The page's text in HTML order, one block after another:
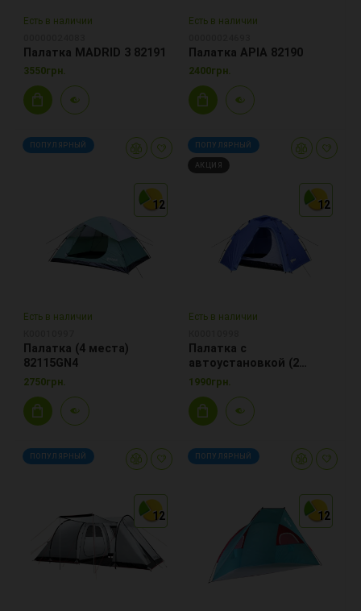
Есть в наличии
Палатка MADRID 3 82191
3550грн.
Есть в наличии
Палатка APIA 82190
2400грн.
12
12
12
ПОПУЛЯРНЫЙ
Есть в наличии
Палатка (4 места)
82115GN4
2750грн.
12
12
12
ПОПУЛЯРНЫЙ
АКЦИЯ
Есть в наличии
Палатка с
автоустановкой (2
места) 82134BL2
1990грн.
12
12
12
ПОПУЛЯРНЫЙ
12
12
12
ПОПУЛЯРНЫЙ